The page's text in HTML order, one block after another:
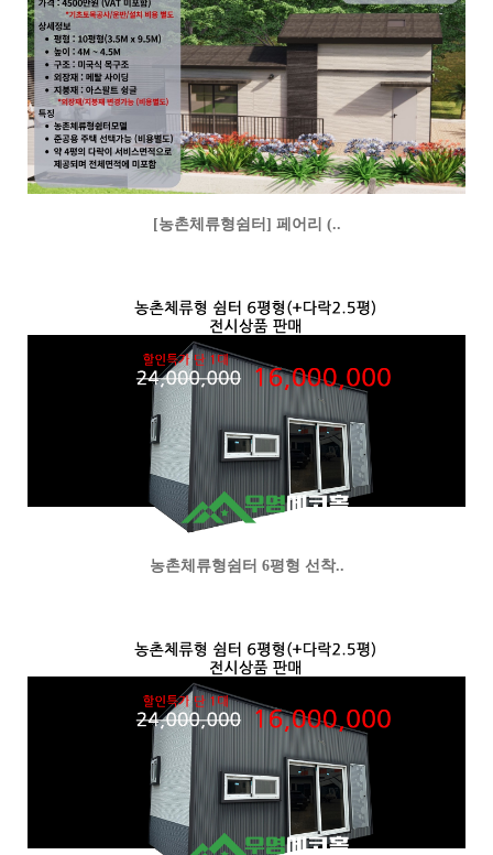
[농촌체류형쉼터] 페어리 (..
농촌체류형쉼터 6평형 선착..